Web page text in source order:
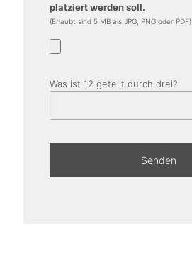
platziert werden soll.
(Erlaubt sind 5 MB als JPG, PNG oder PDF)
Was ist 12 geteilt durch drei?